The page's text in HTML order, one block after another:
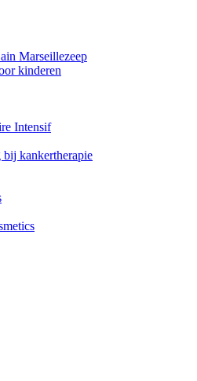
Marseillezeep
kinderen
Intensif
kankertherapie